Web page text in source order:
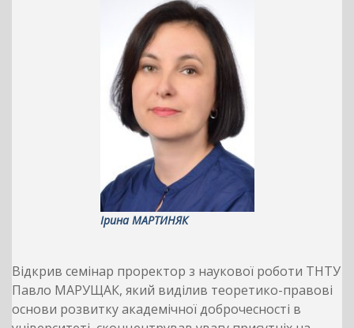
Ірина МАРТИНЯК
Відкрив семінар проректор з наукової роботи ТНТУ
Павло МАРУЩАК, який виділив теоретико-правові
основи розвитку академічної доброчесності в